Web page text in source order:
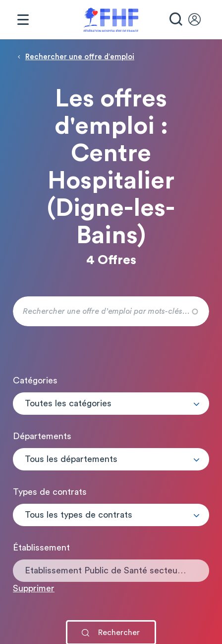
Fil d'Ariane
Rechercher une offre d′emploi
Les offres
d'emploi :
Centre
Hospitalier
(Digne-les-
Bains)
4 Offres
Catégories
Toutes les catégories
Départements
Tous les départements
Types de contrats
Tous les types de contrats
Établissement
Etablissement Public de Santé secteur Psychiatrie
Supprimer
Panneau de gestion des cookies